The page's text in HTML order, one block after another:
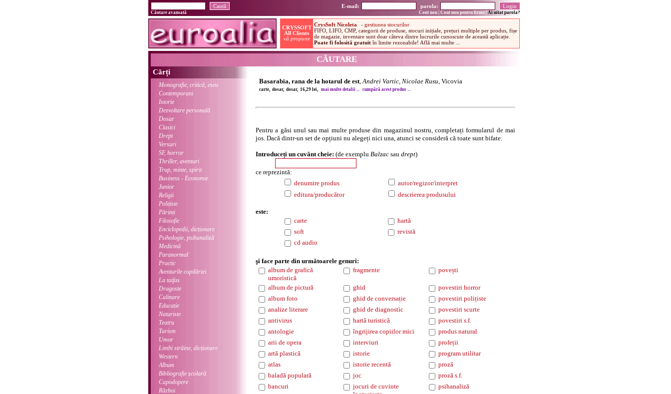
E-mail: parola:
Căutare avansată Cont nou Cont nou pentru firme Ai uitat parola?
CĂUTARE
Cărți
Monografie, critică, eseu
Contemporani
Istorie
Dezvoltare personală
Dosar
Clasici
Drept
Versuri
SF, horror
Thriller, aventuri
Trup, minte, spirit
Business - Economie
Junior
Religii
Polițiste
Părinți
Filosofie
Enciclopedii, dicționare
Psihologie, psihanaliză
Medicină
Paranormal
Practic
Aventurile copilăriei
La taifas
Dragoste
Culinare
Educație
Naturiste
Teatru
Turism
Umor
Limbi străine, dicționare
Western
Album
Bibliografie școlară
Capodopere
Război
Basarabia, rana de la hotarul de est,Andrei Vartic, Nicolae Rusu, Vicovia
carte, dosar, dosar, 16,29 lei, mai multe detalii ... cumpără acest produs ...
Pentru a găsi unul sau mai multe produse din magazinul nostru, completați formularul de mai
jos. Dacă dintr-un set de opțiuni nu alegeți nici una, atunci se consideră că toate sunt bifate.
Introduceți un cuvânt cheie: (de exemplu Balzac sau drept)
ce reprezintă:
denumire produs
autor/regizor/interpret
editura/producător
descrierea produsului
este:
carte
hartă
soft
revistă
cd audio
şi face parte din următoarele genuri:
album de grafică
umoristică
fragmente povești
album de pictură ghid
povestiri horror
album foto
ghid de conversație
povestiri polițiste
analize literare
ghid de diagnostic
povestiri scurte
antivirus
hartă turistică
povestiri s.f.
antologie
îngrijirea copiilor mici
produs natural
arii de opera
interviuri
profeții
artă plastică
istorie
program utilitar
atlas
istorie recentă
proză
baladă populară
joc
proză s.f.
bancuri
jocuri de cuvinte
psihanaliză